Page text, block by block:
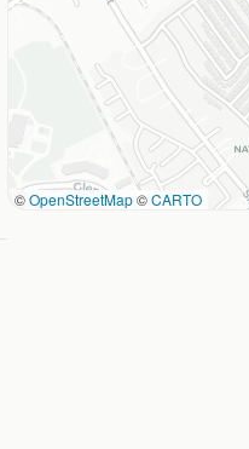
©OpenStreetMap©CARTO